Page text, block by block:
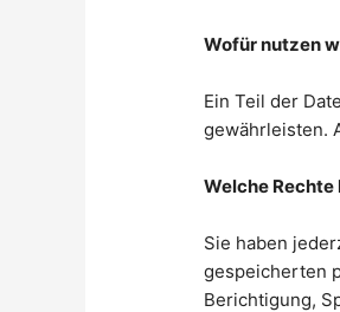
Wofür nutzen
Ein Teil der
gewährleisten.
Welche Rechte
Sie haben
gespeicherten
Berichtigung,